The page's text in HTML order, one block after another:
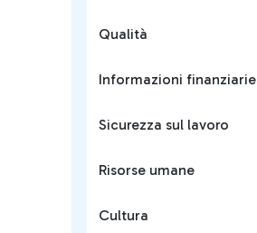
Qualità
Informazioni finanziarie
Sicurezza sul lavoro
Risorse umane
Cultura